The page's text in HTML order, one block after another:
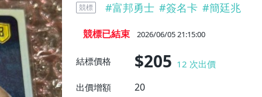
競標 #富邦勇士 #簽名卡 #簡廷兆
競標已結束 2026/06/05 21:15:00
結標價格 $205 12 次出價
出價增額
20